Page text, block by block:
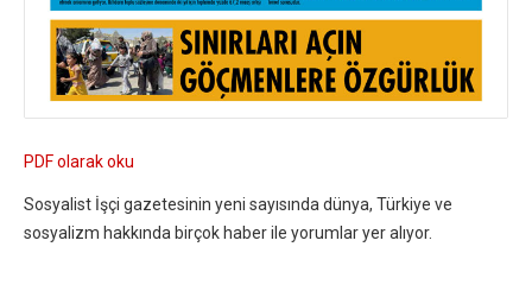
PDF olarak oku
Sosyalist İşçi gazetesinin yeni sayısında dünya, Türkiye ve
sosyalizm hakkında birçok haber ile yorumlar yer alıyor.